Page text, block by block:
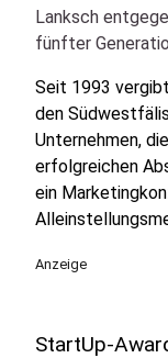
Lanksch
fünfter
Seit 1993
den
Unternehmen,
erfolgreichen
ein
Anzeige
StartUp-